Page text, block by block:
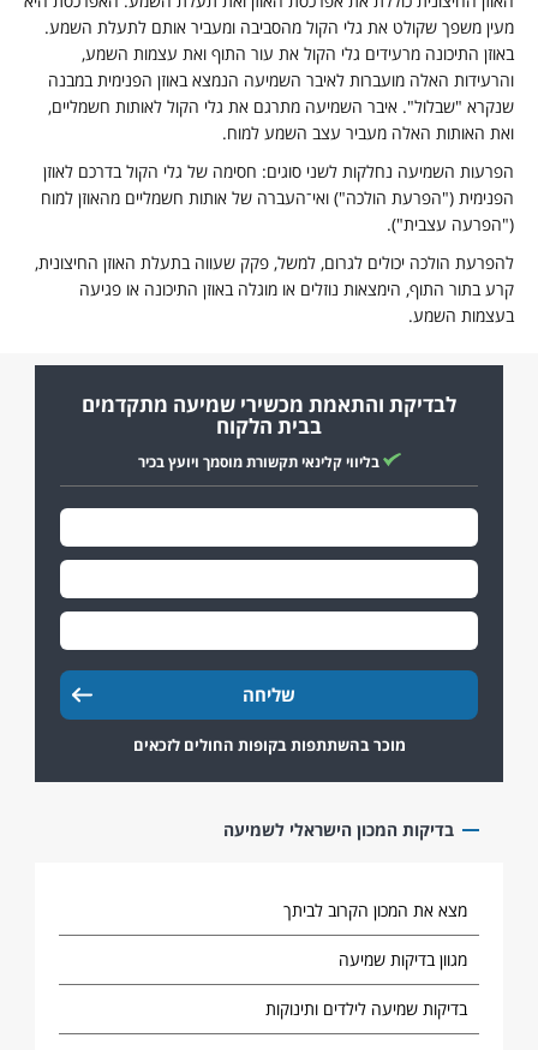
משפך שקולט את גלי הקול מהסביבה ומעביר אותם לתעלת השמע.
התיכונה מרעידים גלי הקול את עור התוף ואת עצמות השמע,
האלה מועברות לאיבר השמיעה הנמצא באוזן הפנימית במבנה
"שבלול". איבר השמיעה מתרגם את גלי הקול לאותות חשמליים,
האותות האלה מעביר עצב השמע למוח.
השמיעה נחלקות לשני סוגים: חסימה של גלי הקול בדרכם לאוזן
("הפרעת הולכה") ואי־העברה של אותות חשמליים מהאוזן למוח
עצבית").
הולכה יכולים לגרום, למשל, פקק שעווה בתעלת האוזן החיצונית,
בתור התוף, הימצאות נוזלים או מוגלה באוזן התיכונה או פגיעה
השמע.
לבדיקת והתאמת מכשירי שמיעה מתקדמים
בבית הלקוח
בליווי קלינאי תקשורת מוסמך ויועץ בכיר
מוכר בהשתתפות בקופות החולים לזכאים
בדיקות המכון הישראלי לשמיעה
מצא את המכון הקרוב לביתך
מגוון בדיקות שמיעה
בדיקות שמיעה לילדים ותינוקות